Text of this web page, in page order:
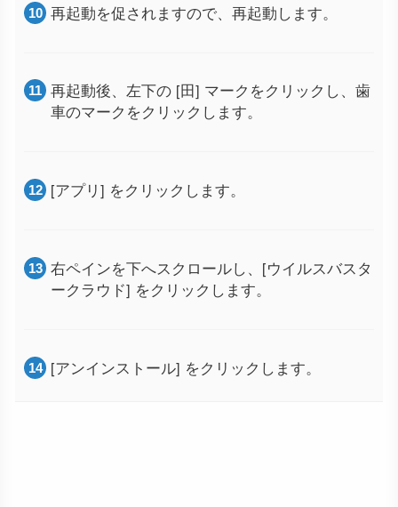
再起動を促されますので、再起動します。
再起動後、左下の [田] マークをクリックし、歯
車のマークをクリックします。
[アプリ] をクリックします。
右ペインを下へスクロールし、[ウイルスバスタ
ークラウド] をクリックします。
[アンインストール] をクリックします。